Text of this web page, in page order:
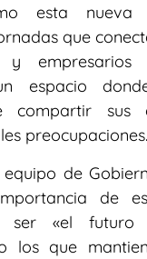
esta nueva
que
y
espacio
compartir sus
preocupaciones.
de
de
ser «el futuro
los que